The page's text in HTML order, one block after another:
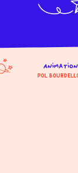
Animation
Pol